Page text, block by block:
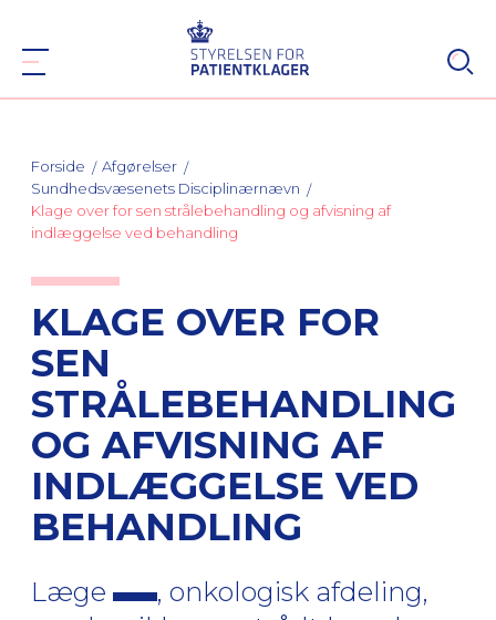
Forside
Afgørelser
Sundhedsvæsenets Disciplinærnævn
Klage over for sen strålebehandling og afvisning af
indlæggelse ved behandling
KLAGE OVER FOR
SEN
STRÅLEBEHANDLING
OG AFVISNING AF
INDLÆGGELSE VED
BEHANDLING
Læge
, onkologisk afdeling,